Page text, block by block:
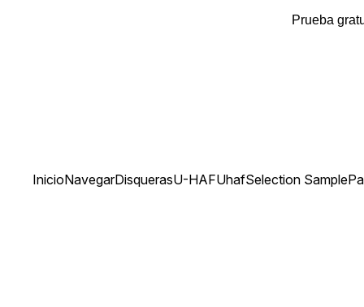
Prueba
InicioNavegarDisquerasU-HAFUhafSelection